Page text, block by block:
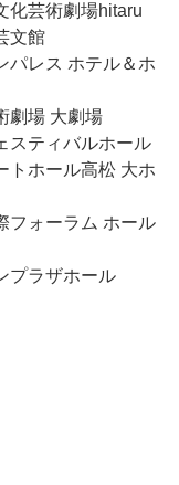
化芸術劇場hitaru
文館
パレス ホテル＆ホ
劇場 大劇場
スティバルホール
トホール高松 大ホ
フォーラム ホール
プラザホール